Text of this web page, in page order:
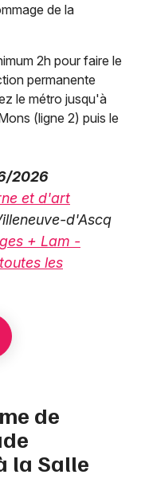
de la
2h pour faire le
permanente
le métro jusqu'à
(ligne 2) puis le
2026
et d'art
d'Ascq
+ Lam -
les
de
la Salle